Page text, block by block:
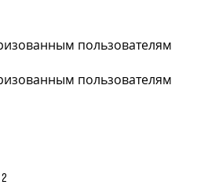
пользователям
пользователям